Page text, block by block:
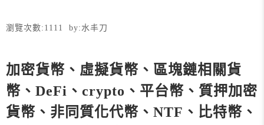
瀏覽次數: 1111 by:水丰刀
加密貨幣、虛擬貨幣、區塊鏈相關貨
幣、DeFi、crypto、平台幣、質押加密
貨幣、非同質化代幣、NTF、比特幣、